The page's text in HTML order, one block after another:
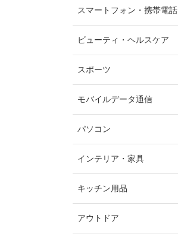
スマートフォン・携帯電話
ビューティ・ヘルスケア
スポーツ
モバイルデータ通信
パソコン
インテリア・家具
キッチン用品
アウトドア